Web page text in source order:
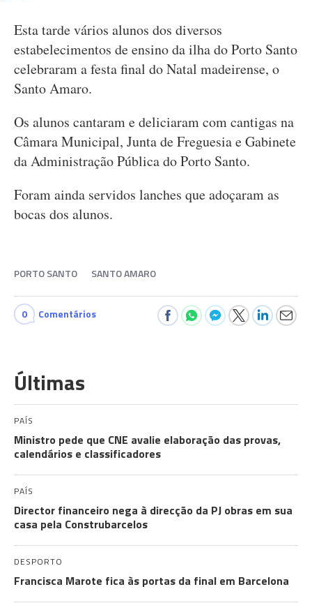
Esta tarde vários alunos dos diversos
estabelecimentos de ensino da ilha do Porto Santo
celebraram a festa final do Natal madeirense, o
Santo Amaro.
Os alunos cantaram e deliciaram com cantigas na
Câmara Municipal, Junta de Freguesia e Gabinete
da Administração Pública do Porto Santo.
Foram ainda servidos lanches que adoçaram as
bocas dos alunos.
PORTO SANTO SANTO AMARO
0 Comentários
Últimas
PAÍS
Ministro pede que CNE avalie elaboração das provas,
calendários e classificadores
PAÍS
Director financeiro nega à direcção da PJ obras em sua
casa pela Construbarcelos
DESPORTO
Francisca Marote fica às portas da final em Barcelona